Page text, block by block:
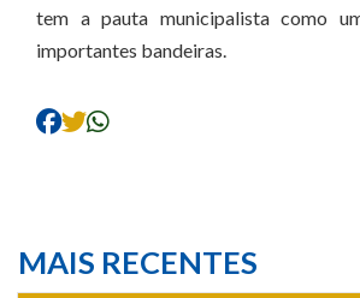
tem a pauta municipalista como
importantes bandeiras.
MAIS RECENTES